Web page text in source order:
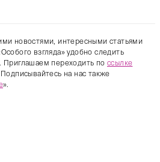
новостями, интересными статьями
взгляда» удобно следить
Приглашаем переходить по ссылке
на нас также
».